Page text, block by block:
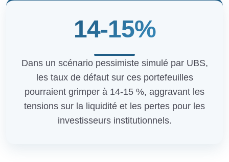
14-15%
Dans un scénario pessimiste simulé par UBS,
les taux de défaut sur ces portefeuilles
pourraient grimper à 14-15 %, aggravant les
tensions sur la liquidité et les pertes pour les
investisseurs institutionnels.